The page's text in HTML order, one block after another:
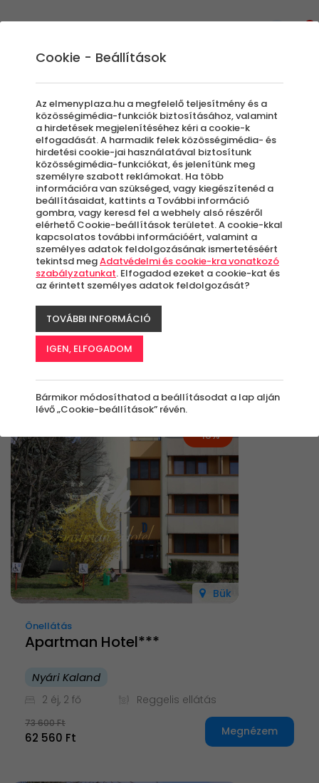
Szállodák és Hotelek
Ha esetleg prémium minőségű, extra
szolgáltatásokkal teli pihenést keresel, akkor jó
helyen jársz. Ajánlataink között megtalálsz 4-5
csillagos szállásokat, egyedi wellness és
Boutique hoteleket, amelyek egytől egyig arra
törekednek, hogy minden igényt kielégítő
lehetőségekkel kényeztessenek.
Szűrők beállítása
Élmények
Rendezés:
-15%
Bük
Önellátás
Apartman Hotel***
Nyári Kaland
2 éj, 2 fő Reggelis ellátás
73 600 Ft
62 560 Ft Megnézem
Cookie - Beállítások
Az elmenyplaza.hu a megfelelő teljesítmény és a
közösségimédia-funkciók biztosításához, valamint
a hirdetések megjelenítéséhez kéri a cookie-k
elfogadását. A harmadik felek közösségimédia- és
hirdetési cookie-jai használatával biztosítunk
közösségimédia-funkciókat, és jelenítünk meg
személyre szabott reklámokat. Ha több
információra van szükséged, vagy kiegészítenéd a
beállításaidat, kattints a További információ
gombra, vagy keresd fel a webhely alsó részéről
elérhető Cookie-beállítások területet. A cookie-kkal
kapcsolatos további információért, valamint a
személyes adatok feldolgozásának ismertetéséért
tekintsd megAdatvédelmi és cookie-kra vonatkozó
szabályzatunkat. Elfogadod ezeket a cookie-kat és
az érintett személyes adatok feldolgozását?
TOVÁBBI INFORMÁCIÓ
IGEN, ELFOGADOM
Bármikor módosíthatod a beállításodat a lap alján
lévő „Cookie-beállítások” révén.